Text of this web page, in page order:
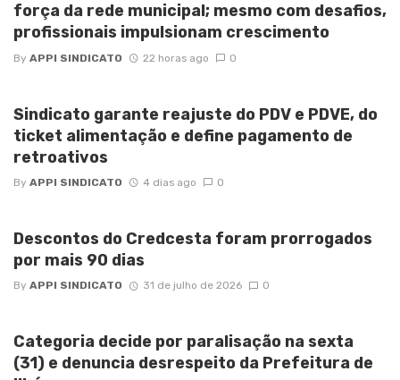
força da rede municipal; mesmo com desafios,
profissionais impulsionam crescimento
By APPI SINDICATO 22 horas ago 0
Sindicato garante reajuste do PDV e PDVE, do
ticket alimentação e define pagamento de
retroativos
By APPI SINDICATO 4 dias ago 0
Descontos do Credcesta foram prorrogados
por mais 90 dias
By APPI SINDICATO 31 de julho de 2026 0
Categoria decide por paralisação na sexta
(31) e denuncia desrespeito da Prefeitura de